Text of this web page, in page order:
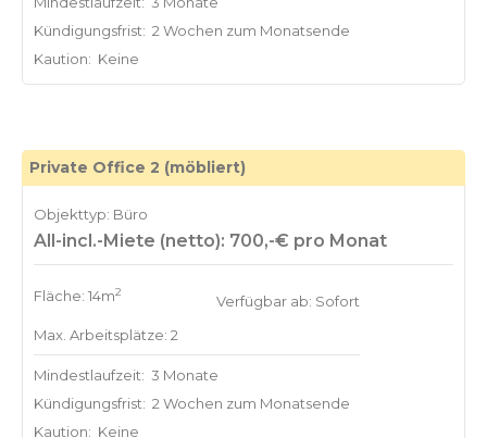
Kündigungsfrist: 2 Wochen zum Monatsende
Kaution: Keine
Private Office 2 (möbliert)
Objekttyp: Büro
All-incl.-Miete (netto): 700,-€ pro Monat
Fläche: 14m2
Max. Arbeitsplätze: 2
Verfügbar ab: Sofort
Mindestlaufzeit: 3 Monate
Kündigungsfrist: 2 Wochen zum Monatsende
Kaution: Keine